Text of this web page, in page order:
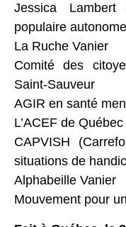
Jessica Lambert
populaire
La Ruche Vanier
Comité des
Saint-Sauveur
AGIR en santé
L’ACEF de Québec
CAPVISH
situations de
Alphabeille Vanier
Mouvement pour